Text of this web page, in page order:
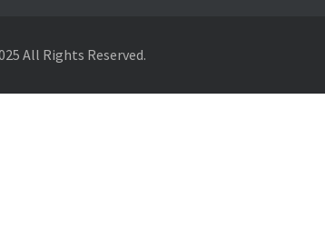
All Rights Reserved.